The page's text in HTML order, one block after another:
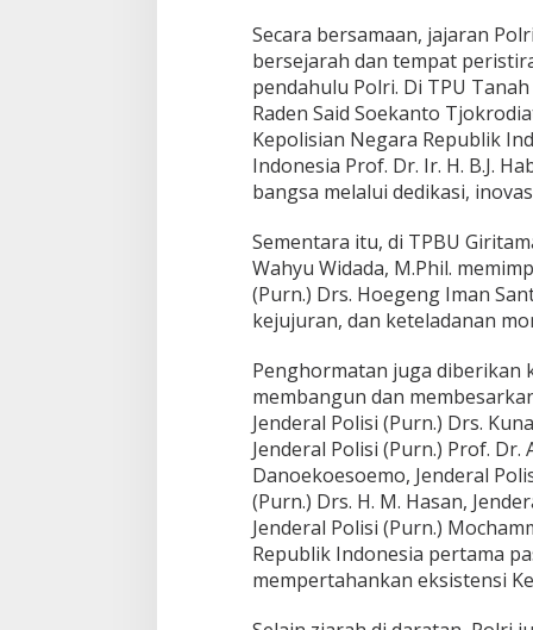
a
l
M
e
n
j
e
l
n
g
H
a
r
B
h
a
y
a
n
g
k
a
r
a
e
Secara bersamaan, jajaran
bersejarah dan tempat
pendahulu Polri. Di TPU
Raden Said Soekanto
Kepolisian Negara Republik
Indonesia Prof. Dr. Ir. H. B.J.
bangsa melalui dedikasi,
Sementara itu, di TPBU
Wahyu Widada, M.Phil.
(Purn.) Drs. Hoegeng Iman
kejujuran, dan keteladanan
Penghormatan juga diberikan
membangun dan
Jenderal Polisi (Purn.) Drs.
Jenderal Polisi (Purn.) Prof. Dr.
Danoekoesoemo, Jenderal
(Purn.) Drs. H. M. Hasan,
Jenderal Polisi (Purn.)
Republik Indonesia pertama
mempertahankan eksistensi